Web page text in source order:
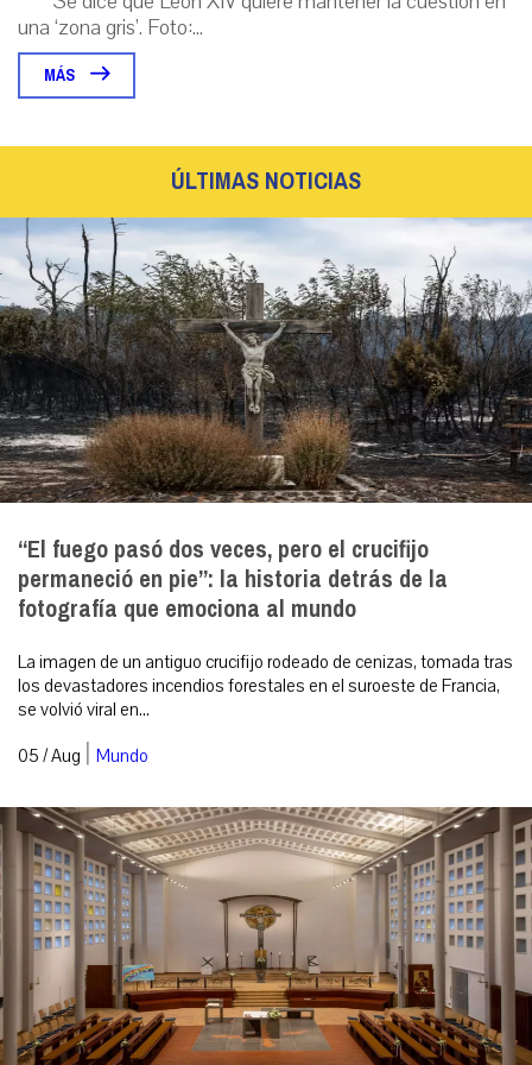
una ‘zona gris’. Foto:...
MÁS
ÚLTIMAS NOTICIAS
“El fuego pasó dos veces, pero el crucifijo
permaneció en pie”: la historia detrás de la
fotografía que emociona al mundo
La imagen de un antiguo crucifijo rodeado de cenizas, tomada tras
los devastadores incendios forestales en el suroeste de Francia,
se volvió viral en...
05 / Aug | Mundo